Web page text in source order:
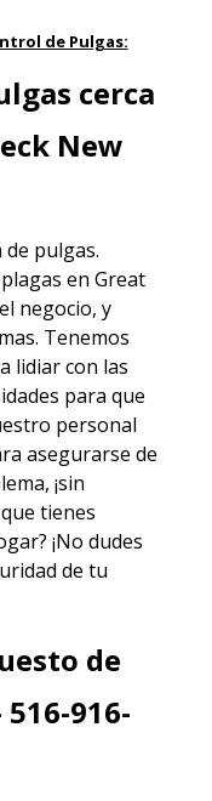
de Pulgas:
cerca
New
pulgas.
en Great
negocio, y
Tenemos
lidiar con las
para que
personal
asegurarse de
¡sin
tienes
¡No dudes
de tu
de
916-